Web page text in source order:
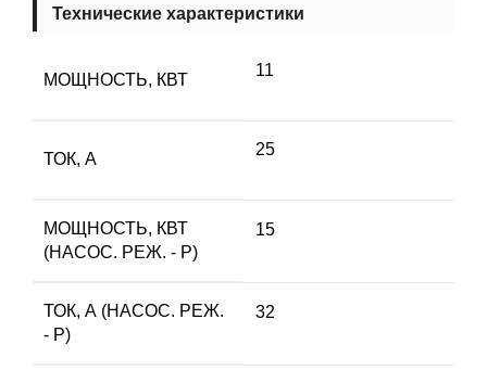
Технические характеристики
МОЩНОСТЬ, КВТ
11
ТОК, А
25
МОЩНОСТЬ, КВТ
(НАСОС. РЕЖ. - P)
15
ТОК, А (НАСОС. РЕЖ.
- P)
32